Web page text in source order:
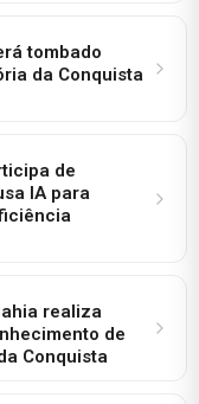
tombado
da Conquista
de
IA para
realiza
de
Conquista